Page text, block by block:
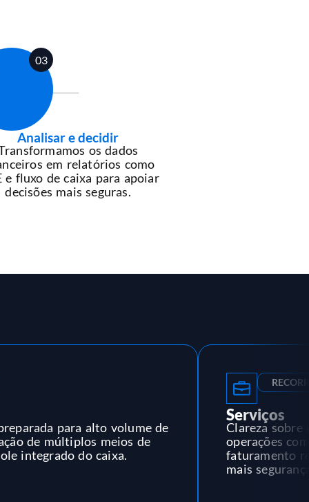
03
Analisar e decidir
os dados
em relatórios como
e fluxo de caixa para apoiar
decisões mais seguras.
para alto volume de
de múltiplos meios de
integrado do caixa.
Serviços
Clareza sobre
operações
faturamento
mais